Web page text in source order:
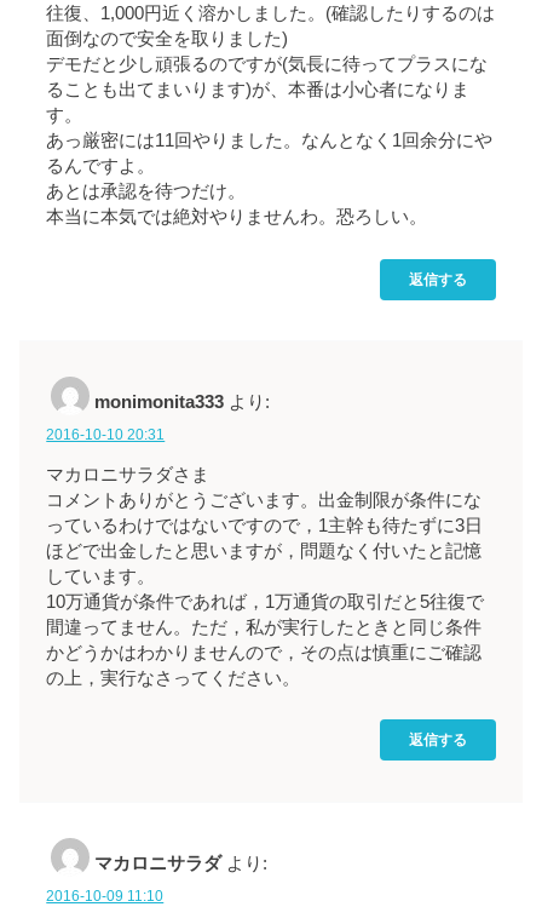
往復、1,000円近く溶かしました。(確認したりするのは
面倒なので安全を取りました)
デモだと少し頑張るのですが(気長に待ってプラスにな
ることも出てまいります)が、本番は小心者になりま
す。
あっ厳密には11回やりました。なんとなく1回余分にや
るんですよ。
あとは承認を待つだけ。
本当に本気では絶対やりませんわ。恐ろしい。
返信する
monimonita333 より:
2016-10-10 20:31
マカロニサラダさま
コメントありがとうございます。出金制限が条件にな
っているわけではないですので，1主幹も待たずに3日
ほどで出金したと思いますが，問題なく付いたと記憶
しています。
10万通貨が条件であれば，1万通貨の取引だと5往復で
間違ってません。ただ，私が実行したときと同じ条件
かどうかはわかりませんので，その点は慎重にご確認
の上，実行なさってください。
返信する
マカロニサラダ より:
2016-10-09 11:10